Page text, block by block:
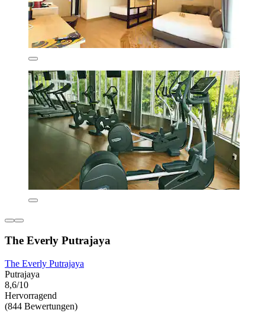
The Everly Putrajaya
The Everly Putrajaya
Putrajaya
8,6/10
Hervorragend
(844 Bewertungen)